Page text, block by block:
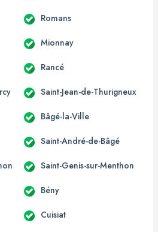
Romans
Mionnay
Rancé
Saint-Jean-de-Thurigneux
Bâgé-la-Ville
Saint-André-de-Bâgé
Saint-Genis-sur-Menthon
Bény
Cuisiat